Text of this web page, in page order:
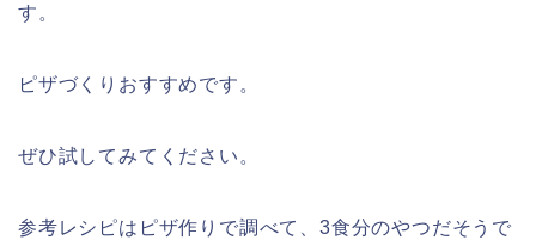
す。
ピザづくりおすすめです。
ぜひ試してみてください。
参考レシピはピザ作りで調べて、3食分のやつだそうで